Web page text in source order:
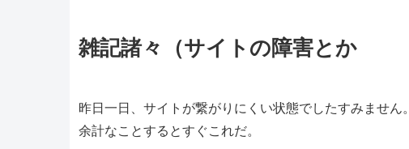
雑記諸々（サイトの障害とか
昨日一日、サイトが繋がりにくい状態でしたすみません。
余計なことするとすぐこれだ。